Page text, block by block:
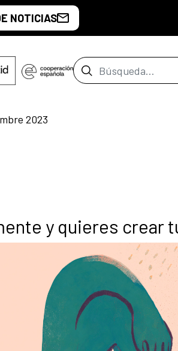
NOTICIAS
Barra de
2023
y quieres crear